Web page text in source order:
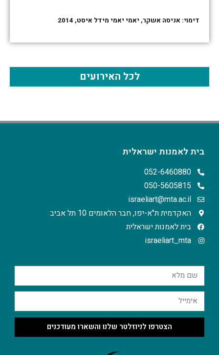
דימוי: אניסה אשקר, יאמי יאמי מידל איסט, 2014
לכל האירועים
בית לאמנות ישראלית
052-6460880
050-5605815
israeliart@mta.ac.il
האקדמית ת"א-יפו, חבר הלאומים 10 תל אביב
בית לאמנות ישראלית
israeliart_mta
הצטרפו לניוזלטר שלנו והשארו מעודכנים